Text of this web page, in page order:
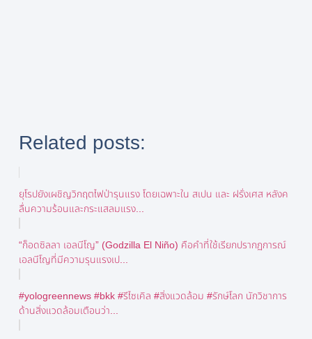
Related posts:
ยุโรปยังเผชิญวิกฤตไฟป่ารุนแรง โดยเฉพาะใน สเปน และ ฝรั่งเศส หลังค
ลื่นความร้อนและกระแสลมแรง...
“ก็อดซิลลา เอลนีโญ” (Godzilla El Niño) คือคำที่ใช้เรียกปรากฏการณ์
เอลนีโญที่มีความรุนแรงเป...
#yologreennews #bkk #รีไซเคิล #สิ่งแวดล้อม #รักษ์โลก นักวิชาการ
ด้านสิ่งแวดล้อมเตือนว่า...